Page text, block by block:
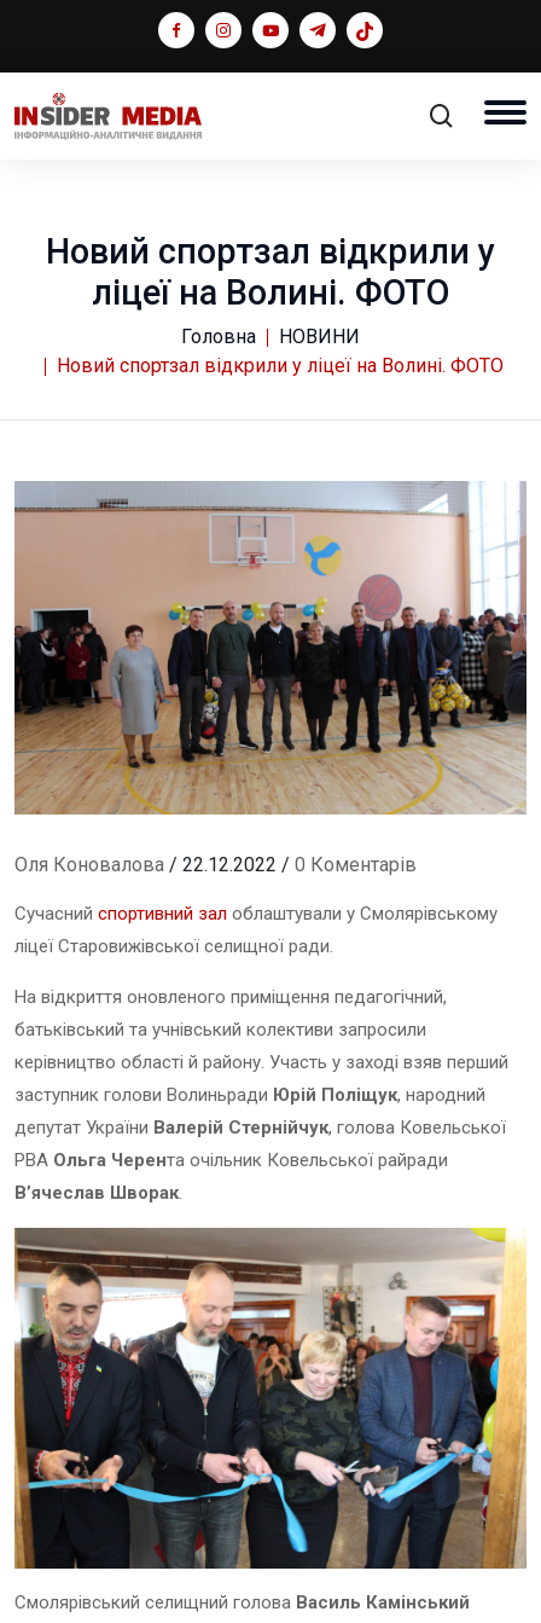
Новий спортзал відкрили у
ліцеї на Волині. ФОТО
Головна
НОВИНИ
Новий спортзал відкрили у ліцеї на Волині. ФОТО
Оля Коновалова / 22.12.2022 / 0 Коментарів
Сучасний спортивний зал облаштували у Смолярівському
ліцеї Старовижівської селищної ради.
На відкриття оновленого приміщення педагогічний,
батьківський та учнівський колективи запросили
керівництво області й району. Участь у заході взяв перший
заступник голови Волиньради Юрій Поліщук, народний
депутат України Валерій Стернійчук, голова Ковельської
РВА Ольга Черента очільник Ковельської райради
В’ячеслав Шворак.
Смолярівський селищний голова Василь Камінський